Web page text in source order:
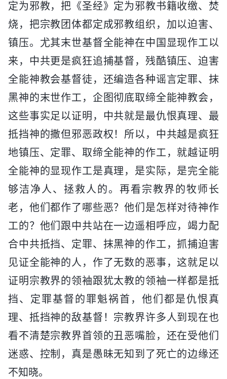
定为邪教，把《圣经》定为邪教书籍收缴、焚
烧，把宗教团体都定成邪教组织，加以迫害、
镇压。尤其末世基督全能神在中国显现作工以
来，中共更是疯狂追捕基督，残酷镇压、迫害
全能神教会基督徒，还编造各种谣言定罪、抹
黑神的末世作工，企图彻底取缔全能神教会，
这些事实足以证明，中共就是最仇恨真理、最
抵挡神的撒但邪恶政权！所以，中共越是疯狂
地镇压、定罪、取缔全能神的作工，就越证明
全能神的显现作工是真理，是实际，是完全能
够洁净人、拯救人的。再看宗教界的牧师长
老，他们都作了哪些恶？他们是怎样对待神作
工的？他们跟中共站在一边遥相呼应，竭力配
合中共抵挡、定罪、抹黑神的作工，抓捕迫害
见证全能神的人，作了无数的恶事，这就足以
证明宗教界的领袖跟犹太教的领袖一样都是抵
挡、定罪基督的罪魁祸首，他们都是仇恨真
理、抵挡神的敌基督！宗教界许多人到现在也
看不清楚宗教界首领的丑恶嘴脸，还在受他们
迷惑、控制，真是愚昧无知到了死亡的边缘还
不知晓。